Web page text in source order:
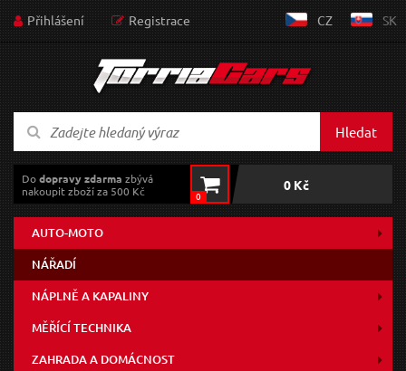
Přihlášení Registrace CZ SK
Hledat
Dodopravy zdarma zbývá
nakoupit zboží za 500 Kč
0
0 Kč
AUTO-MOTO
NÁŘADÍ
NÁPLNĚ A KAPALINY
MĚŘÍCÍ TECHNIKA
ZAHRADA A DOMÁCNOST